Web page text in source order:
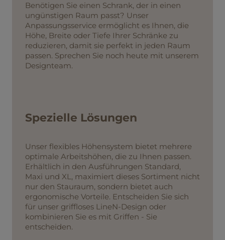
Benötigen Sie einen Schrank, der in einen
ungünstigen Raum passt? Unser
Anpassungsservice ermöglicht es Ihnen, die
Höhe, Breite oder Tiefe Ihrer Schränke zu
reduzieren, damit sie perfekt in jeden Raum
passen. Sprechen Sie noch heute mit unserem
Designteam.
Spezielle Lösungen
Unser flexibles Höhensystem bietet mehrere
optimale Arbeitshöhen, die zu Ihnen passen.
Erhältlich in den Ausführungen Standard,
Maxi und XL, maximiert dieses Sortiment nicht
nur den Stauraum, sondern bietet auch
ergonomische Vorteile. Entscheiden Sie sich
für unser griffloses LineN-Design oder
kombinieren Sie es mit Griffen - Sie
entscheiden.